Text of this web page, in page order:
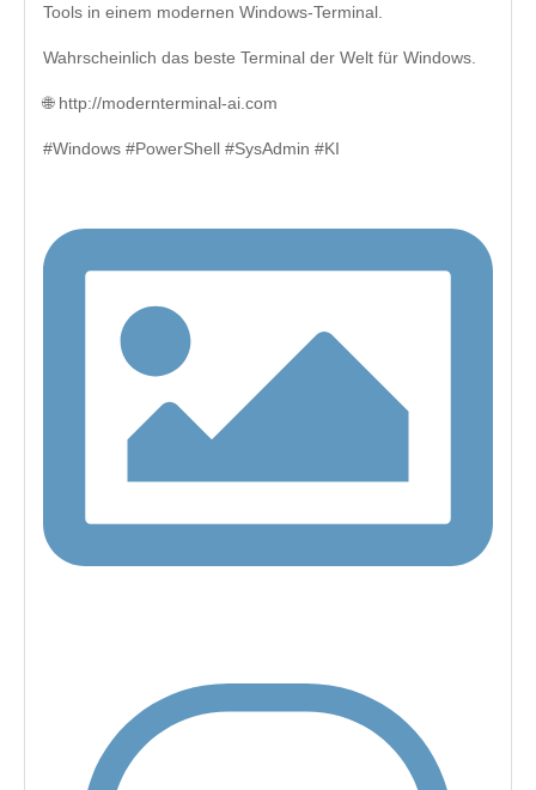
Tools in einem modernen Windows-Terminal.
Wahrscheinlich das beste Terminal der Welt für Windows.
🌐 http://modernterminal-ai.com
#Windows #PowerShell #SysAdmin #KI